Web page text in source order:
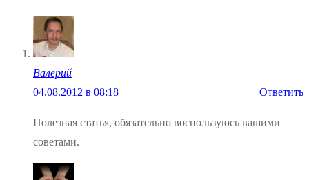
Валерий
04.08.2012 в 08:18
Ответить
Полезная статья, обязательно воспользуюсь вашими
советами.